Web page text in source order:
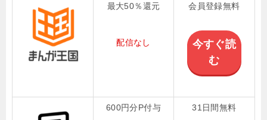
最大50％還元
配信なし
会員登録無料
今すぐ読
む
600円分P付与 31日間無料